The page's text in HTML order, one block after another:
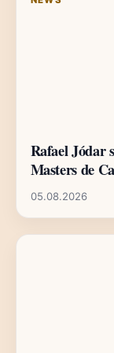
Rafael Jódar
Masters de
05.08.2026